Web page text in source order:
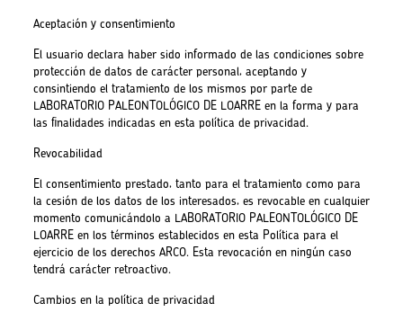
Aceptación y consentimiento
El usuario declara haber sido informado de las condiciones sobre
protección de datos de carácter personal, aceptando y
consintiendo el tratamiento de los mismos por parte de
LABORATORIO PALEONTOLÓGICO DE LOARRE en la forma y para
las finalidades indicadas en esta política de privacidad.
Revocabilidad
El consentimiento prestado, tanto para el tratamiento como para
la cesión de los datos de los interesados, es revocable en cualquier
momento comunicándolo a LABORATORIO PALEONTOLÓGICO DE
LOARRE en los términos establecidos en esta Política para el
ejercicio de los derechos ARCO. Esta revocación en ningún caso
tendrá carácter retroactivo.
Cambios en la política de privacidad